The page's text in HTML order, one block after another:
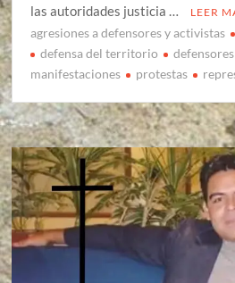
las autoridades justicia …
LEER
agresiones a defensores y activistas
defensa del territorio
manifestaciones
protestas